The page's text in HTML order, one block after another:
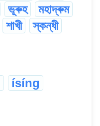
ভূৰুহ
মহাদ্ৰুম
শাখী
স্কন্ধী
ísíng